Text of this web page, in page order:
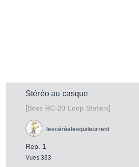
Stéréo au casque
[Boss RC-20 Loop Station]
Rep. 1
Vues 333
lescéréalesquileurrent